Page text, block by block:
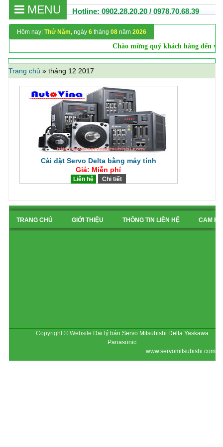
Hotline: 0902.28.20.20 / 0978.70.68.39
MENU
Hôm nay: Thứ Năm, ngày 6 tháng 08 năm 2026
Chào mừng quý khách hàng đến
Trang chủ » tháng 12 2017
Cài đặt Servo Delta bằng máy tính
Giá: Miễn phí
Liên hệ Chi tiết
TRANG CHỦ GIỚI THIỆU THÔNG TIN LIÊN HỆ CAM
Copyright © Website Đại lý bán Servo Mitsubishi Delta Yaskawa
Panasonic
www.servomitsubishi.com